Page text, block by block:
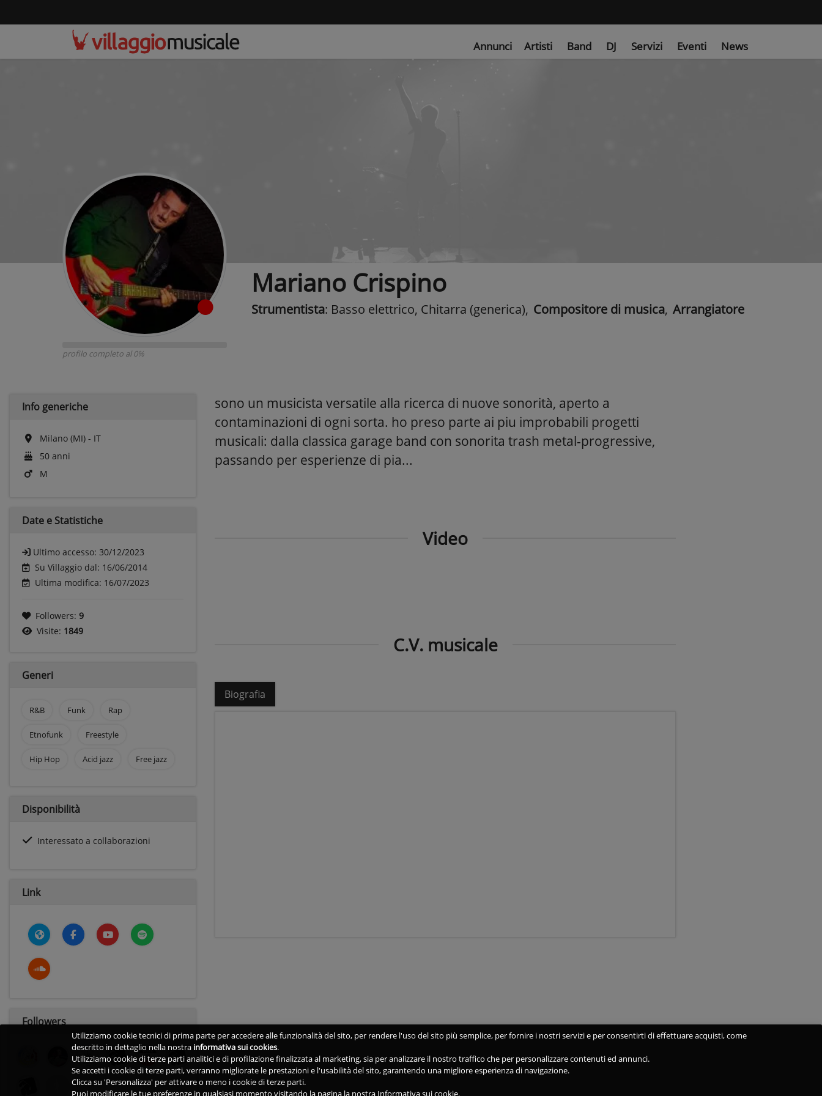
Annunci Artisti Band DJ Servizi Eventi News
profilo completo al 0%
Mariano Crispino
Strumentista: Basso elettrico, Chitarra (generica), Compositore di musica, Arrangiatore
Info generiche
Milano (MI) - IT
50 anni
M
Date e Statistiche
Ultimo accesso: 30/12/2023
Su Villaggio dal: 16/06/2014
Ultima modifica: 16/07/2023
Followers: 9
Visite: 1849
Generi
R&B Funk Rap
Etnofunk Freestyle
Hip Hop Acid jazz Free jazz
Disponibilità
Interessato a collaborazioni
Link
Followers
sono un musicista versatile alla ricerca di nuove sonorità, aperto a
contaminazioni di ogni sorta. ho preso parte ai piu improbabili progetti
musicali: dalla classica garage band con sonorita trash metal-progressive,
passando per esperienze di pia...
Video
C.V. musicale
Biografia
Utilizziamo cookie tecnici di prima parte per accedere alle funzionalità del sito, per rendere l'uso del sito più semplice, per fornire i nostri servizi e per consentirti di effettuare acquisti, come
descritto in dettaglio nella nostra informativa sui cookies.
Utilizziamo cookie di terze parti analitici e di profilazione finalizzata al marketing, sia per analizzare il nostro traffico che per personalizzare contenuti ed annunci.
Se accetti i cookie di terze parti, verranno migliorate le prestazioni e l'usabilità del sito, garantendo una migliore esperienza di navigazione.
Clicca su 'Personalizza' per attivare o meno i cookie di terze parti.
Puoi modificare le tue preferenze in qualsiasi momento visitando la pagina la nostra Informativa sui cookie.